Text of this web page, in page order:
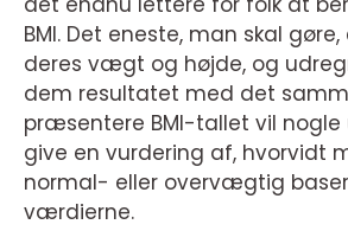
BMI. Det eneste, man skal
deres vægt og højde, og
dem resultatet med det
præsentere BMI-tallet vil nogle
give en vurdering af, hvorvidt
normal- eller overvægtig
værdierne.